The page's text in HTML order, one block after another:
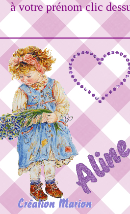
à votre prénom clic